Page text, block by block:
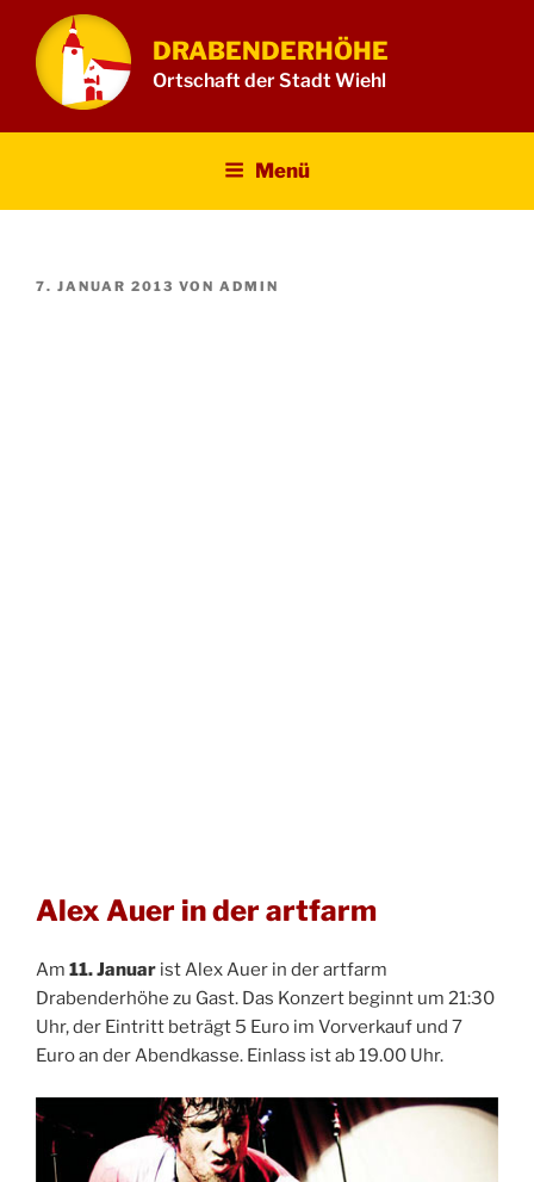
Inhalt
springen
DRABENDERHÖHE
Ortschaft der Stadt Wiehl
Menü
VERÖFFENTLICHT
7. JANUAR 2013 VON ADMIN
Alex Auer in der artfarm
Am 11. Januar ist Alex Auer in der artfarm
Drabenderhöhe zu Gast. Das Konzert beginnt um 21:30
Uhr, der Eintritt beträgt 5 Euro im Vorverkauf und 7
Euro an der Abendkasse. Einlass ist ab 19.00 Uhr.